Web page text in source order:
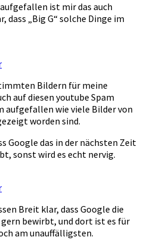
ist mir das auch
dass „Big G“ solche Dinge im
Bildern für meine
auf diesen youtube Spam
aufgefallen wie viele Bilder von
worden sind.
Google das in der nächsten Zeit
sonst wird es echt nervig.
Breit klar, dass Google die
bewirbt, und dort ist es für
am unauffälligsten.